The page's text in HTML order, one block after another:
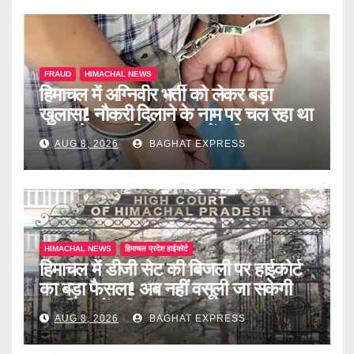
FRAUD HIMACHAL NEWS
हिमाचल में अग्निवीर भर्ती को लेकर बड़ा
खुलासा! नौकरी दिलाने के नाम पर चल रहा था
खेल, दो दलाल गिरफ्तार, जानें पूरी खबर
AUG 8, 2026 BAGHAT EXPRESS
HIMACHAL NEWS हिमाचल प्रदेश हाईकोर्ट
हिमाचल में डीजी सेट की बिजली पर हाईकोर्ट
का बड़ा फैसला! अब नहीं वसूली जा सकेगी
ड्यूटी, जानें पूरी खबर
AUG 8, 2026 BAGHAT EXPRESS